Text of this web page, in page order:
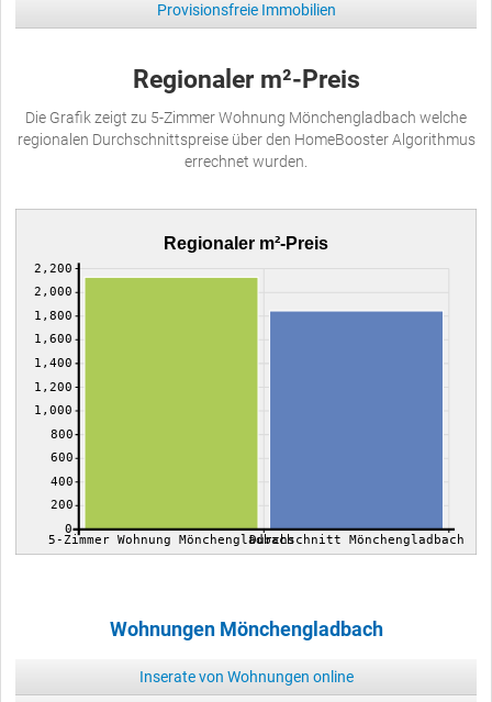
Provisionsfreie Immobilien
Regionaler m²-Preis
Die Grafik zeigt zu 5-Zimmer Wohnung Mönchengladbach welche
regionalen Durchschnittspreise über den HomeBooster Algorithmus
errechnet wurden.
Regionaler m²-Preis
0
200
400
600
800
1,000
1,200
1,400
1,600
1,800
2,000
2,200
5-Zimmer Wohnung MönchengladbachDurchschnitt Mönchengladbach
Wohnungen Mönchengladbach
Inserate von Wohnungen online